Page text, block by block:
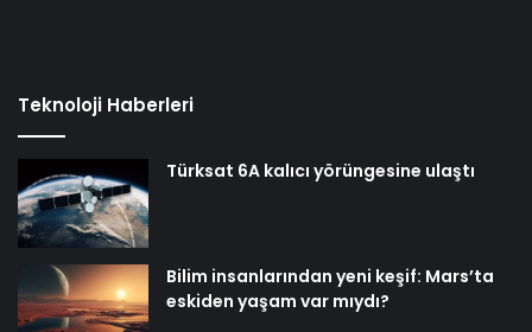
Teknoloji Haberleri
Türksat 6A kalıcı yörüngesine ulaştı
Bilim insanlarından yeni keşif: Mars’ta
eskiden yaşam var mıydı?